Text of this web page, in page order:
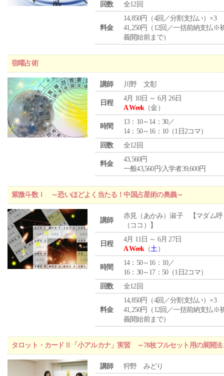
回数
全12回
料金
14,850円（4回／分割支払い）×3
41,250円（12回／一括前納支払※
義開始前まで）
宿曜占術
講師 川野 文彰
日程
4月 10日 ～ 6月 26日
A Week（金）
時間
13：10～14：30／
14：50～16：10（1日2コマ）
回数
全12回
料金
43,560円
一般43,560円/入学者39,600円
紫微斗数Ⅰ ～恐いほどよく当たる！中国占星術の奥義～
講師
赤見（あかみ）淑子 【マダム呼
（ココ）】
日程
4月 11日 ～ 6月 27日
A Week（土）
時間
14：50～16：10／
16：30～17：50（1日2コマ）
回数
全12回
料金
14,850円（4回／分割支払い）×3
41,250円（12回／一括前納支払※
義開始前まで）
タロット・カードⅡ「小アルカナ」実習 ～78枚フルセット用の展開法
講師 狩野 みどり